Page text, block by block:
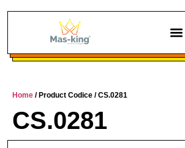
Home / Product Codice / CS.0281
CS.0281